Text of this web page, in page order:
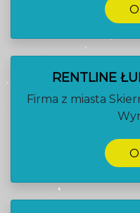
RENTLINE
Firma z miasta